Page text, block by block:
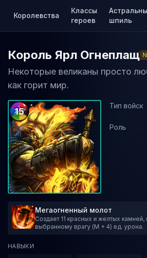
Королевства
Классы
героев
шпиль
Король Ярл Огнеплащ
Некоторые великаны просто
как горит мир.
15
Тип войск
Роль
Мегаогненный молот
Создает 11 красных и желтых камней,
выбранному врагу (M + 4) ед. урона.
НАВЫКИ